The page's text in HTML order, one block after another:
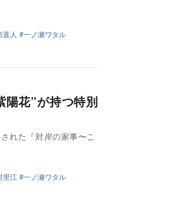
直人
一ノ瀬ワタル
陽花”が持つ特別
れた『対岸の家事〜こ
里江
一ノ瀬ワタル